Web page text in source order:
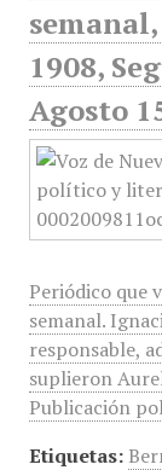
1908,
Agosto
Periódico que
semanal.
responsable,
suplieron
Publicación
Etiquetas: